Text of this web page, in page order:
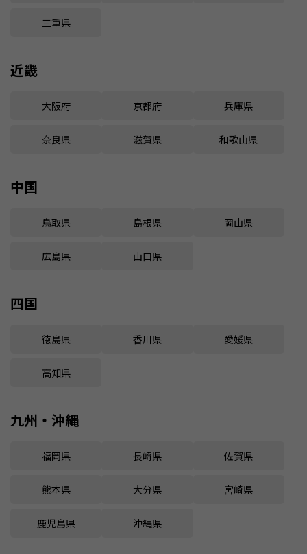
三重県
近畿
大阪府 京都府 兵庫県
奈良県 滋賀県 和歌山県
中国
鳥取県 島根県 岡山県
広島県 山口県
四国
徳島県 香川県 愛媛県
高知県
九州・沖縄
福岡県 長崎県 佐賀県
熊本県 大分県 宮崎県
鹿児島県 沖縄県